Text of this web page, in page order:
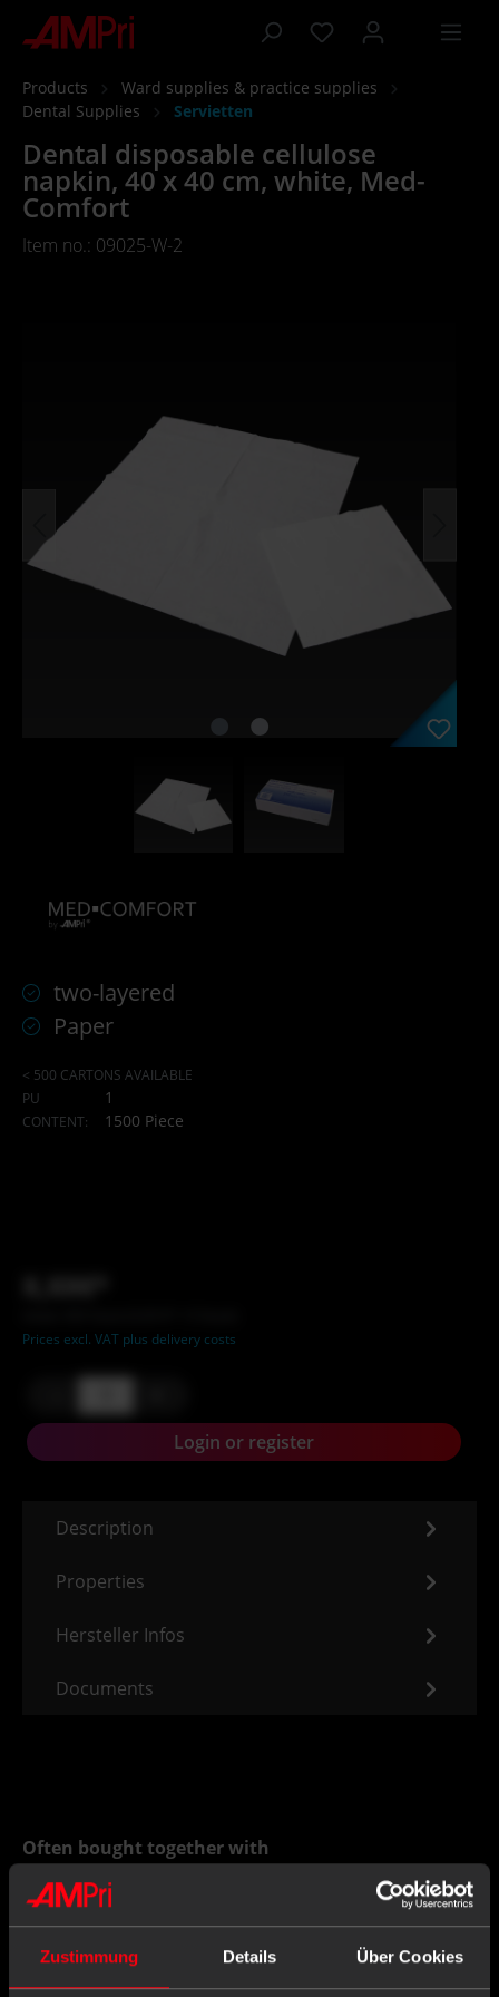
Zustimmung Details Über Cookies
content
Products
Ward supplies & practice supplies
Dental Supplies
Servietten
Dental disposable cellulose
napkin, 40 x 40 cm, white, Med-
Comfort
Item no.: 09025-W-2
two-layered
Paper
< 500 CARTONS AVAILABLE
PU
1
CONTENT: 1500 Piece
Prices excl. VAT plus delivery costs
Login or register
Description
Properties
Hersteller Infos
Documents
Often bought together with